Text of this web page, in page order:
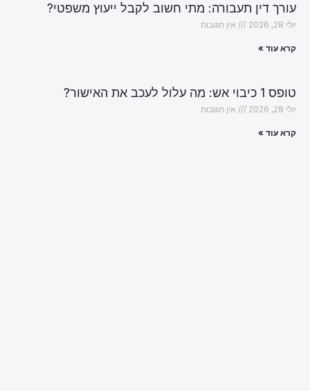
עורך דין תעבורה: מתי חשוב לקבל ייעוץ משפטי?
יולי 28, 2026 אין תגובות
קרא עוד »
טופס 1 כיבוי אש: מה עלול לעכב את האישור?
יולי 28, 2026 אין תגובות
קרא עוד »